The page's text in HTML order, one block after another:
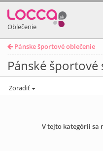
Oblečenie
Pánske športové oblečenie
Pánské športové
Zoradiť
V tejto kategórii sa